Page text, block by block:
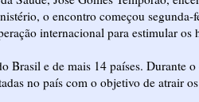
o encontro começou
internacional para estimular os
Brasil e de mais 14 países. Durante
no país com o objetivo de atrair